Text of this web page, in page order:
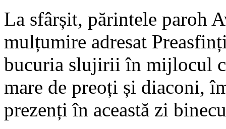
La sfârșit, părintele paroh
mulțumire adresat
bucuria slujirii în mijlocul
mare de preoți și diaconi,
prezenți în această zi